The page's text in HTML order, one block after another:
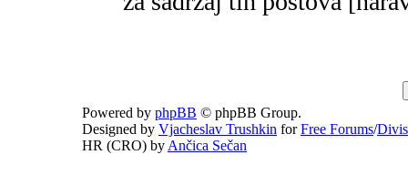
Powered by phpBB © phpBB Group.
Designed by Vjacheslav Trushkin forFree Forums/
HR (CRO) by Ančica Sečan